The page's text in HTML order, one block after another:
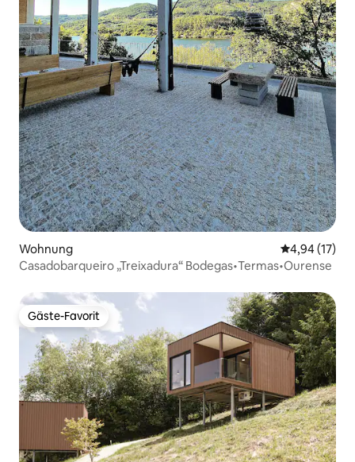
Wohnung
4,94 (17)
Casadobarqueiro „Treixadura“ Bodegas•Termas•Ourense
Gäste-Favorit
Gäste-Favorit